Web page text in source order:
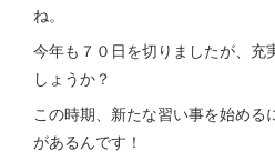
ね。
今年も７０日を切りましたが、充
しょうか？
この時期、新たな習い事を始める
があるんです！